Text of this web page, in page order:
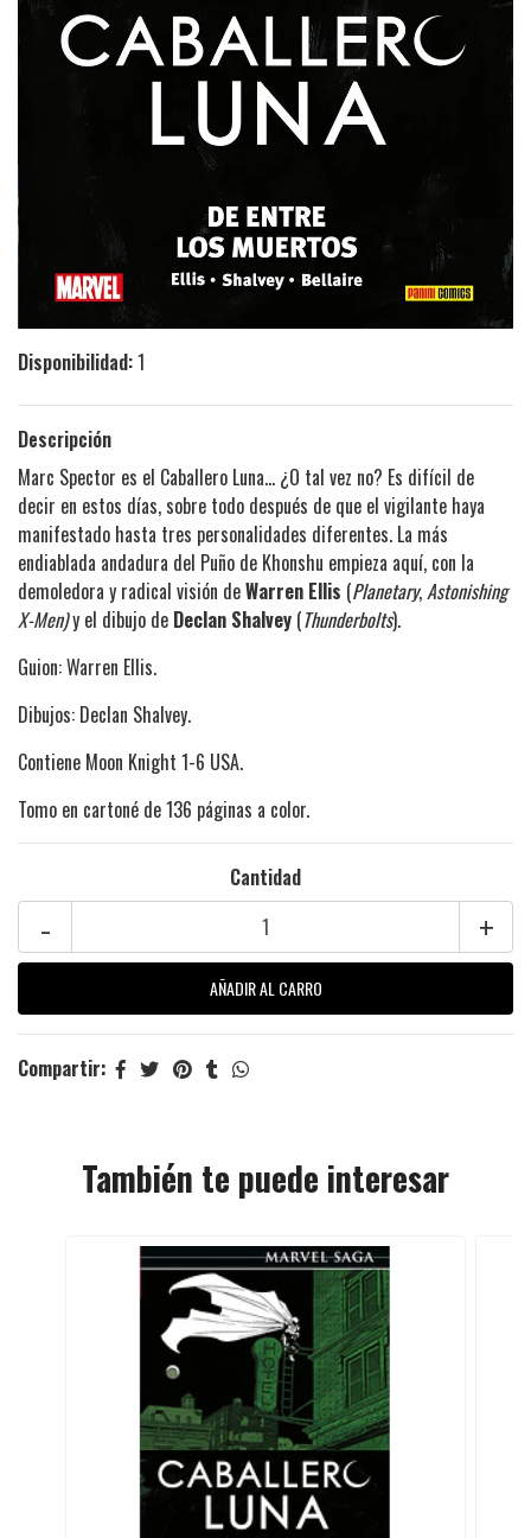
Disponibilidad:1
Descripción
Marc Spector es el Caballero Luna... ¿O tal vez no? Es difícil de
decir en estos días, sobre todo después de que el vigilante haya
manifestado hasta tres personalidades diferentes. La más
endiablada andadura del Puño de Khonshu empieza aquí, con la
demoledora y radical visión deWarren Ellis (Planetary,Astonishing
X-Men)y el dibujo de Declan Shalvey (Thunderbolts).
Guion: Warren Ellis.
Dibujos: Declan Shalvey.
Contiene Moon Knight 1-6 USA.
Tomo en cartoné de 136 páginas a color.
Cantidad
+
-
Compartir:
También te puede interesar